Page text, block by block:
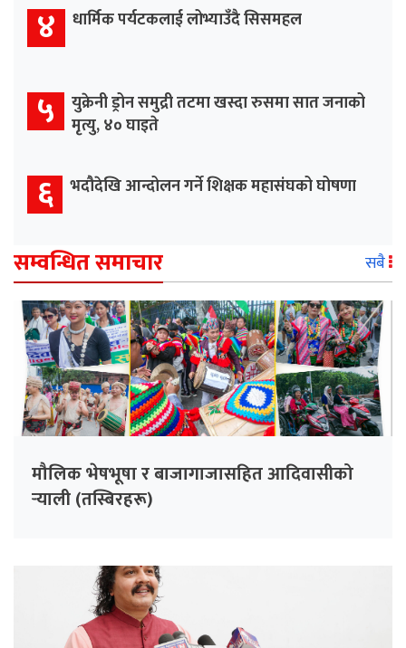
४ धार्मिक पर्यटकलाई लोभ्याउँदै सिसमहल
५ युक्रेनी ड्रोन समुद्री तटमा खस्दा रुसमा सात जनाको
मृत्यु, ४० घाइते
६ भदौदेखि आन्दोलन गर्ने शिक्षक महासंघको घोषणा
सम्वन्धित समाचार सबै
मौलिक भेषभूषा र बाजागाजासहित आदिवासीको
र्‍याली (तस्बिरहरू)